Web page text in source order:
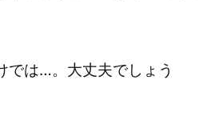
では…。大丈夫でしょう